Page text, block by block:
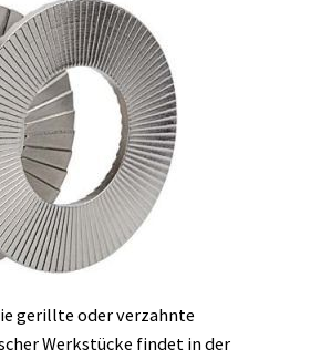
gerillte oder verzahnte
Werkstücke findet in der